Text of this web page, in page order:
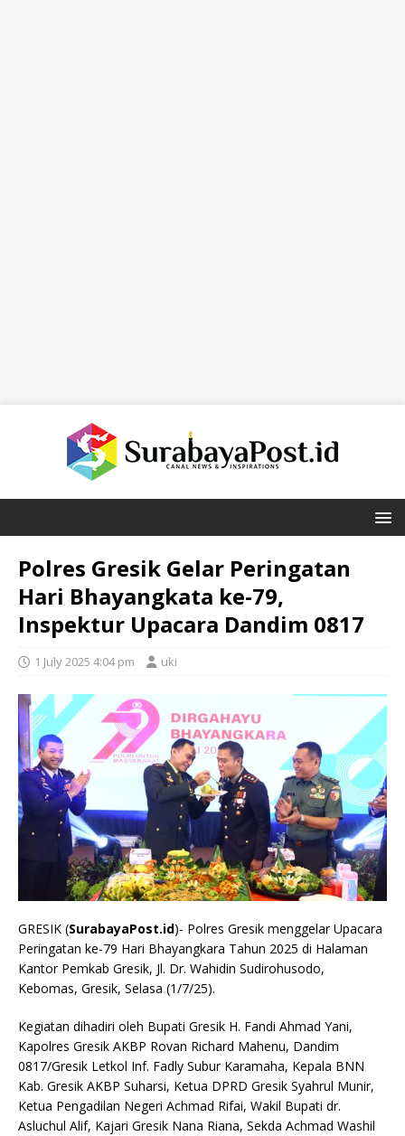
Polres Gresik Gelar Peringatan
Hari Bhayangkata ke-79,
Inspektur Upacara Dandim 0817
1 July 2025 4:04 pm uki
GRESIK (SurabayaPost.id)- Polres Gresik menggelar Upacara
Peringatan ke-79 Hari Bhayangkara Tahun 2025 di Halaman
Kantor Pemkab Gresik, Jl. Dr. Wahidin Sudirohusodo,
Kebomas, Gresik, Selasa (1/7/25).
Kegiatan dihadiri oleh Bupati Gresik H. Fandi Ahmad Yani,
Kapolres Gresik AKBP Rovan Richard Mahenu, Dandim
0817/Gresik Letkol Inf. Fadly Subur Karamaha, Kepala BNN
Kab. Gresik AKBP Suharsi, Ketua DPRD Gresik Syahrul Munir,
Ketua Pengadilan Negeri Achmad Rifai, Wakil Bupati dr.
Asluchul Alif, Kajari Gresik Nana Riana, Sekda Achmad Washil